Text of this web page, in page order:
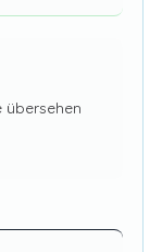
übersehen